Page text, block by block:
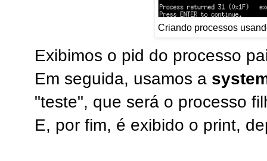
Criando processos
Exibimos o pid do processo
Em seguida, usamos a
"teste", que será o processo
E, por fim, é exibido o print,